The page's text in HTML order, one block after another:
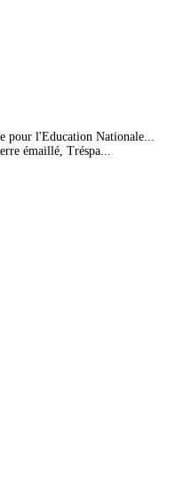
pour l'Education Nationale...
émaillé, Tréspa...